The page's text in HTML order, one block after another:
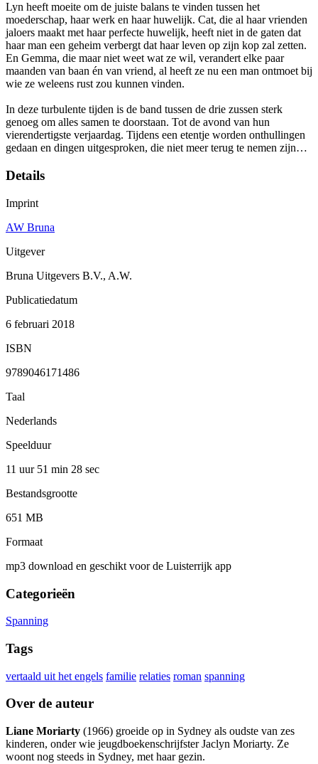
Lyn heeft moeite om de juiste balans te vinden tussen het
moederschap, haar werk en haar huwelijk. Cat, die al haar vrienden
jaloers maakt met haar perfecte huwelijk, heeft niet in de gaten dat
haar man een geheim verbergt dat haar leven op zijn kop zal zetten.
En Gemma, die maar niet weet wat ze wil, verandert elke paar
maanden van baan én van vriend, al heeft ze nu een man ontmoet bij
wie ze weleens rust zou kunnen vinden.
In deze turbulente tijden is de band tussen de drie zussen sterk
genoeg om alles samen te doorstaan. Tot de avond van hun
vierendertigste verjaardag. Tijdens een etentje worden onthullingen
gedaan en dingen uitgesproken, die niet meer terug te nemen zijn…
Details
Imprint
AW Bruna
Uitgever
Bruna Uitgevers B.V., A.W.
Publicatiedatum
6 februari 2018
ISBN
9789046171486
Taal
Nederlands
Speelduur
11 uur 51 min 28 sec
Bestandsgrootte
651 MB
Formaat
mp3 download en geschikt voor de Luisterrijk app
Categorieën
Spanning
Tags
vertaald uit het engels familie relaties roman spanning
Over de auteur
Liane Moriarty (1966) groeide op in Sydney als oudste van zes
kinderen, onder wie jeugdboekenschrijfster Jaclyn Moriarty. Ze
woont nog steeds in Sydney, met haar gezin.